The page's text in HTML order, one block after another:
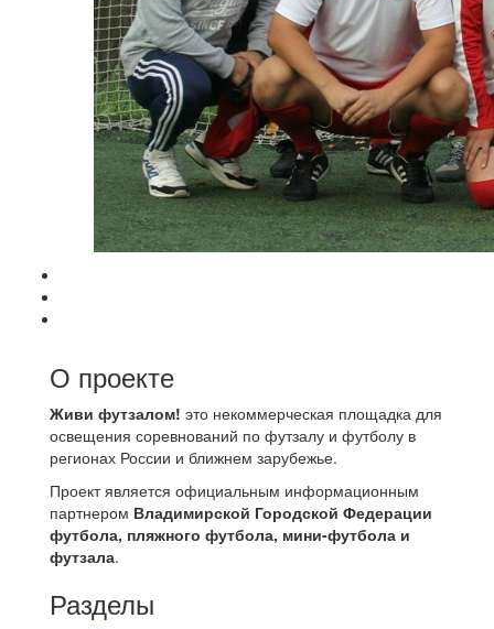
О проекте
Живи футзалом! это некоммерческая площадка для
освещения соревнований по футзалу и футболу в
регионах России и ближнем зарубежье.
Проект является официальным информационным
партнером Владимирской Городской Федерации
футбола, пляжного футбола, мини-футбола и
футзала.
Разделы